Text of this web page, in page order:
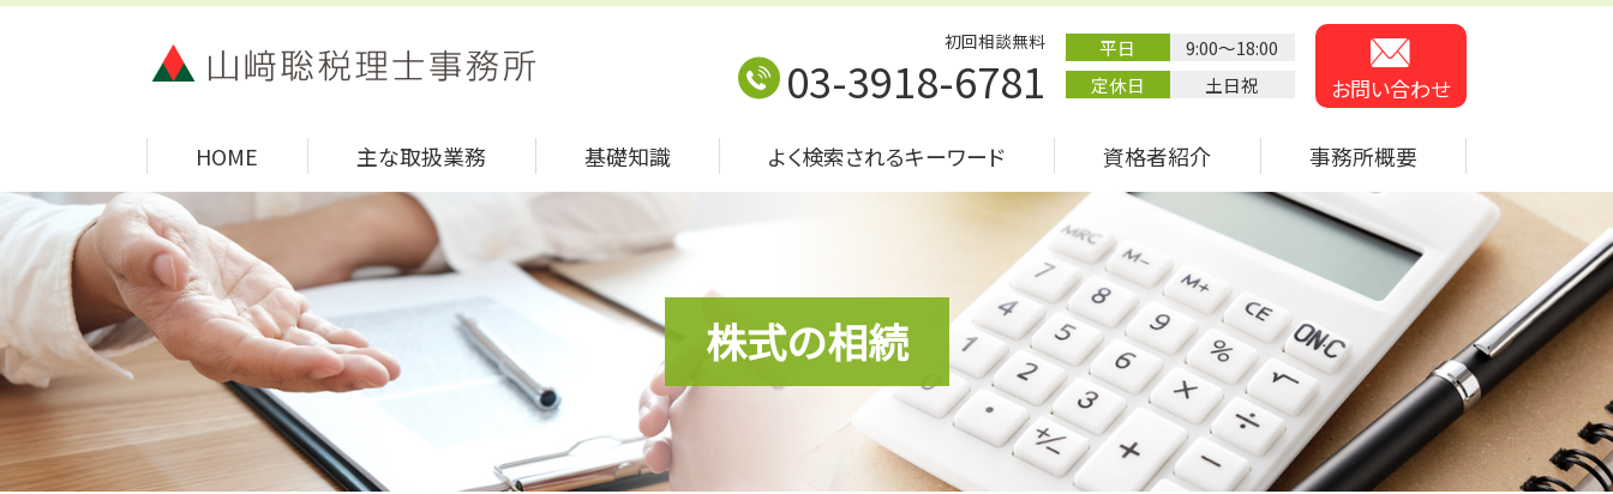
株式の相続
初回相談無料
03-3918-6781
平日
9:00～18:00
定休日
土日祝 お問い合わせ
HOME 主な取扱業務 基礎知識 よく検索されるキーワード 資格者紹介 事務所概要